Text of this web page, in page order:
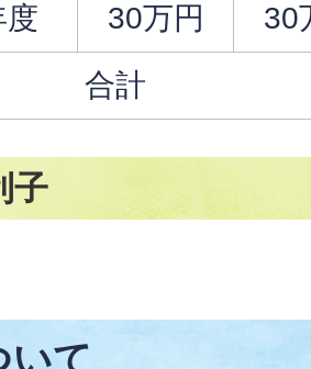
度
30万円
30
合計
子
いて